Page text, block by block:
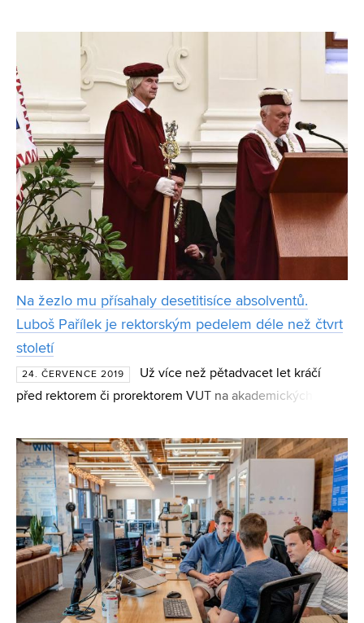
velmi pletl. Nyní nový vedoucí výzkumné skupiny
Na žezlo mu přísahaly desetitisíce absolventů.
Luboš Pařílek je rektorským pedelem déle než čtvrt
století
24. ČERVENCE 2019
Už více než pětadvacet let kráčí
před rektorem či prorektorem VUT na akademických
starosti rektorátní insignie – řetěz a žezlo se stříbrným
lvem